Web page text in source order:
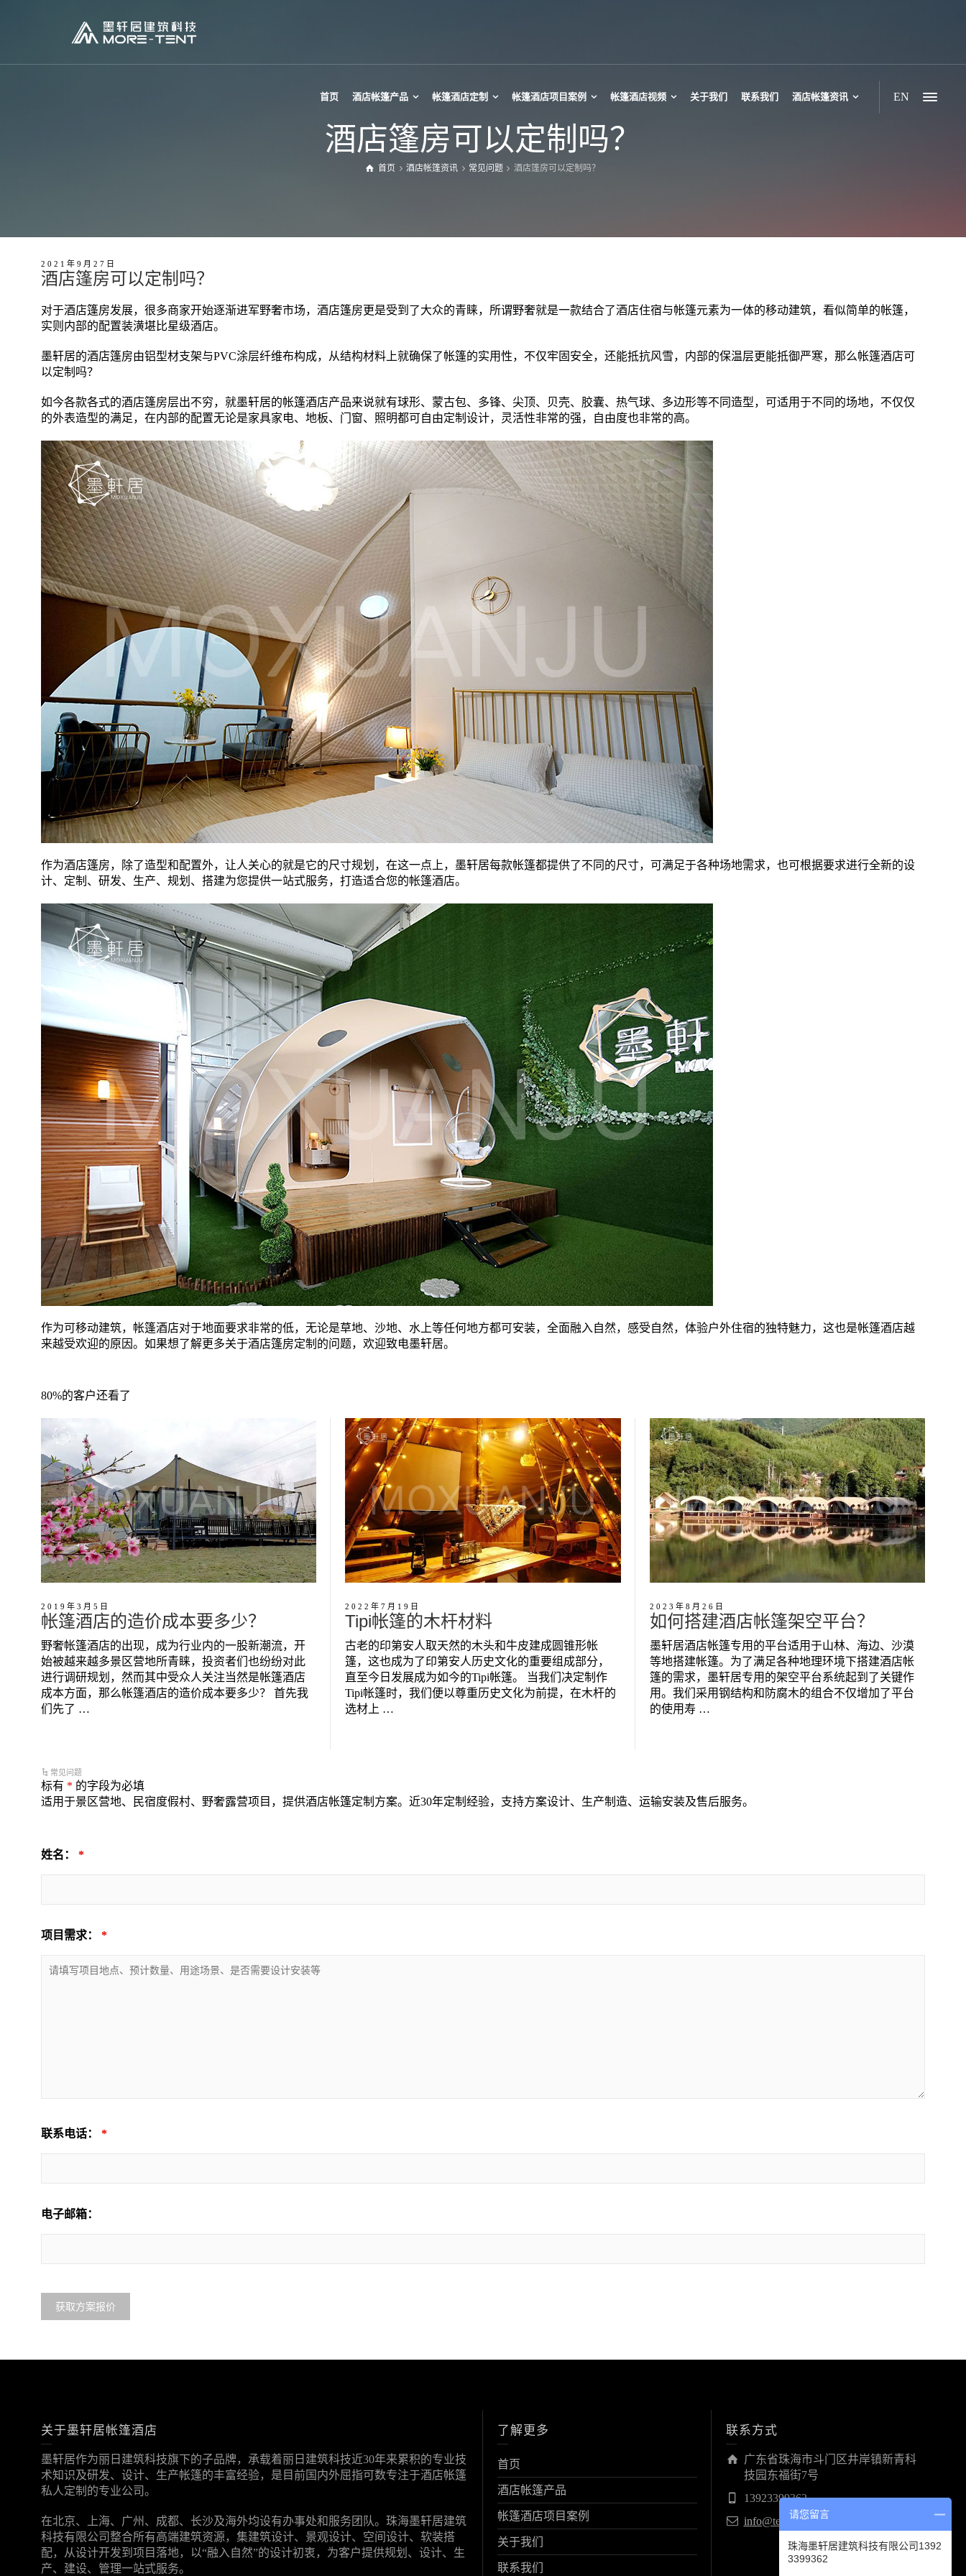
首页 酒店帐篷产品
帕诺拉玛帐篷 迷你Tipi帐篷
贝壳帐篷酒店 胶囊小屋酒店帐篷
双层胶囊帐篷
帐篷酒店定制 帐篷酒店项目案例 帐篷酒店视频 关于我们 联系我们 酒店帐篷资讯 EN
酒店篷房可以定制吗？
首页 酒店帐篷资讯 常见问题 酒店篷房可以定制吗？
2021年9月27日
酒店篷房可以定制吗？
对于酒店篷房发展，很多商家开始逐渐进军野奢市场，酒店篷房更是受到了大众的青睐，所谓野奢就是一款结合了酒店住宿与帐篷元素为一体的移动建筑，看似简单的帐篷，
实则内部的配置装潢堪比星级酒店。
墨轩居的酒店篷房由铝型材支架与PVC涂层纤维布构成，从结构材料上就确保了帐篷的实用性，不仅牢固安全，还能抵抗风雪，内部的保温层更能抵御严寒，那么帐篷酒店可
以定制吗？
如今各款各式的酒店篷房层出不穷，就墨轩居的帐篷酒店产品来说就有球形、蒙古包、多锋、尖顶、贝壳、胶囊、热气球、多边形等不同造型，可适用于不同的场地，不仅仅
的外表造型的满足，在内部的配置无论是家具家电、地板、门窗、照明都可自由定制设计，灵活性非常的强，自由度也非常的高。
作为酒店篷房，除了造型和配置外，让人关心的就是它的尺寸规划，在这一点上，墨轩居每款帐篷都提供了不同的尺寸，可满足于各种场地需求，也可根据要求进行全新的设
计、定制、研发、生产、规划、搭建为您提供一站式服务，打造适合您的帐篷酒店。
作为可移动建筑，帐篷酒店对于地面要求非常的低，无论是草地、沙地、水上等任何地方都可安装，全面融入自然，感受自然，体验户外住宿的独特魅力，这也是帐篷酒店越
来越受欢迎的原因。如果想了解更多关于酒店篷房定制的问题，欢迎致电墨轩居。
80%的客户还看了
2019年3月5日
帐篷酒店的造价成本要多少？
野奢帐篷酒店的出现，成为行业内的一股新潮流，开
始被越来越多景区营地所青睐，投资者们也纷纷对此
进行调研规划，然而其中受众人关注当然是帐篷酒店
成本方面，那么帐篷酒店的造价成本要多少？ 首先我
们先了 …
2022年7月19日
Tipi帐篷的木杆材料
古老的印第安人取天然的木头和牛皮建成圆锥形帐
篷，这也成为了印第安人历史文化的重要组成部分，
直至今日发展成为如今的Tipi帐篷。 当我们决定制作
Tipi帐篷时，我们便以尊重历史文化为前提，在木杆的
选材上 …
2023年8月26日
如何搭建酒店帐篷架空平台？
墨轩居酒店帐篷专用的平台适用于山林、海边、沙漠
等地搭建帐篷。为了满足各种地理环境下搭建酒店帐
篷的需求，墨轩居专用的架空平台系统起到了关键作
用。我们采用钢结构和防腐木的组合不仅增加了平台
的使用寿 …
常见问题
标有 * 的字段为必填
适用于景区营地、民宿度假村、野奢露营项目，提供酒店帐篷定制方案。近30年定制经验，支持方案设计、生产制造、运输安装及售后服务。
姓名： *
项目需求： *
联系电话： *
电子邮箱：
关于墨轩居帐篷酒店
墨轩居作为丽日建筑科技旗下的子品牌，承载着丽日建筑科技近30年来累积的专业技
术知识及研发、设计、生产帐篷的丰富经验，是目前国内外屈指可数专注于酒店帐篷
私人定制的专业公司。
在北京、上海、广州、成都、长沙及海外均设有办事处和服务团队。珠海墨轩居建筑
科技有限公司整合所有高端建筑资源，集建筑设计、景观设计、空间设计、软装搭
配，从设计开发到项目落地，以“融入自然”的设计初衷，为客户提供规划、设计、生
产、建设、管理一站式服务。
了解更多
首页
酒店帐篷产品
帐篷酒店项目案例
关于我们
联系我们
联系方式
广东省珠海市斗门区井岸镇新青科
技园东福街7号
13923399362
info@tent-hotel.cn
请您留言
珠海墨轩居建筑科技有限公司1392
3399362